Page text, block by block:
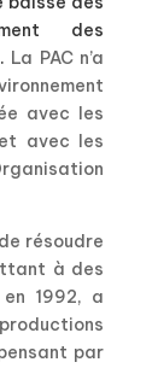
des
La PAC n’a
avec les
avec les
résoudre
à des
1992, a
par